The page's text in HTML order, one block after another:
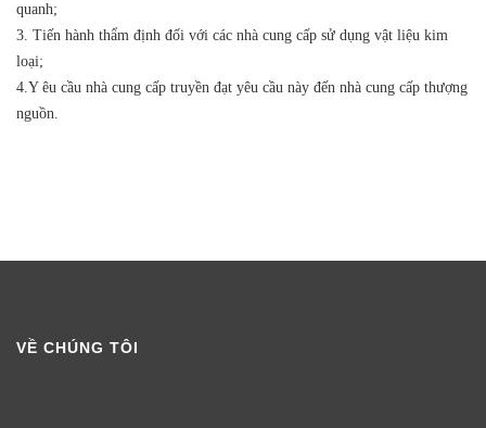
quanh;
3. Tiến hành thẩm định đối với các nhà cung cấp sử dụng vật liệu kim
loại;
4.Y êu cầu nhà cung cấp truyền đạt yêu cầu này đến nhà cung cấp thượng
nguồn.
VỀ CHÚNG TÔI